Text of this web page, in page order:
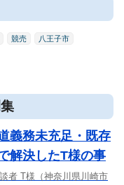
競売 八王子市
義務未充足・既存
解決したT様の事
者 T様（神奈川県川崎市